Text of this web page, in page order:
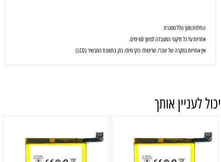
החלפת מסך כולל מסגרת
אחריות על כל תיקוני המעבדה למשך 60 ימים.
אין אחריות במקרה של שבר/ שריטות/ נזקי מים/ נזק בתצוגת המכשיר (LCD)
יכול לעניין אותך